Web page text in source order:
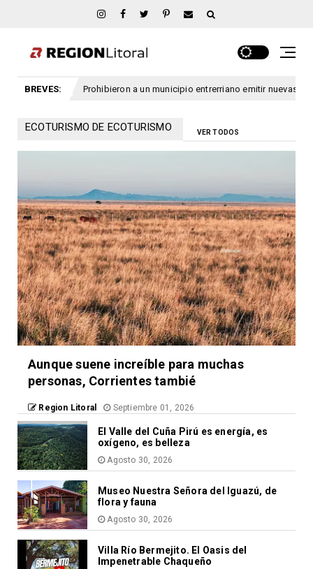
BREVES:
Prohibieron a un municipio entrerriano emitir nuevas licencias de
ECOTURISMO DE ECOTURISMO VER TODOS
Aunque suene increíble para muchas
personas, Corrientes tambié
Region Litoral Septiembre 01, 2026
El Valle del Cuña Pirú es energía, es
oxígeno, es belleza
Agosto 30, 2026
Museo Nuestra Señora del Iguazú, de
flora y fauna
Agosto 30, 2026
Villa Río Bermejito. El Oasis del
Impenetrable Chaqueño